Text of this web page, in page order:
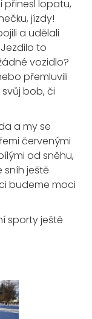
přinesl lopatu,
jízdy!
a udělali
to
vozidlo?
přemluvili
bob, či
a my se
červenými
od sněhu,
sníh ještě
budeme moci
sporty ještě